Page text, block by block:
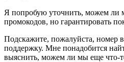
Я попробую уточнить, можем ли
промокодов, но гарантировать
Подскажите, пожалуйста, номер
поддержку. Мне понадобится
выяснить, можем ли мы еще что-